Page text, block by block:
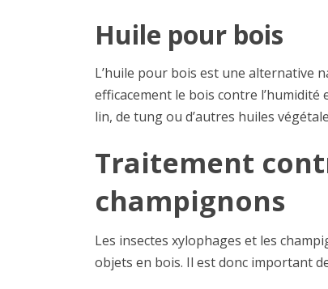
Huile pour bois
L’huile pour bois est une alternative
efficacement le bois contre l’humidité
lin, de tung ou d’autres huiles
Traitement
champignons
Les insectes xylophages et les
objets en bois. Il est donc important